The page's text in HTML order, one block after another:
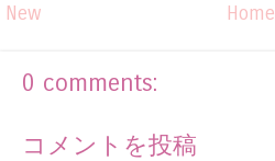
New Home
0 comments:
コメントを投稿